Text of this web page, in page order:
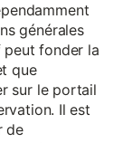
générales
peut fonder la
que
sur le portail
Il est
de